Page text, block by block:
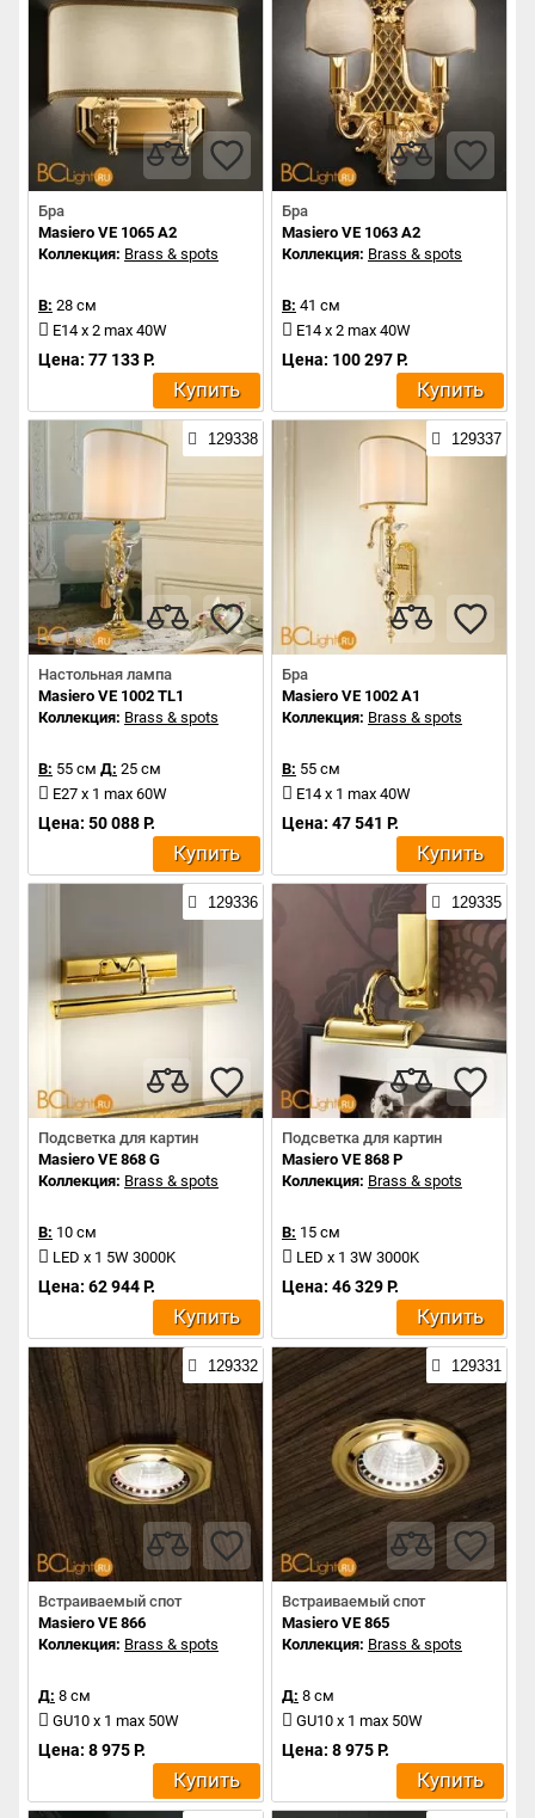
Бра
Masiero VE 1065 A2
Коллекция: Brass & spots
В: 28 см
E14 x 2 max 40W
Цена: 77 133 Р.
Купить
Бра
Masiero VE 1063 A2
Коллекция: Brass & spots
В: 41 см
E14 x 2 max 40W
Цена: 100 297 Р.
Купить
129338
Настольная лампа
Masiero VE 1002 TL1
Коллекция: Brass & spots
В: 55 см Д: 25 см
E27 x 1 max 60W
Цена: 50 088 Р.
Купить
129337
Бра
Masiero VE 1002 A1
Коллекция: Brass & spots
В: 55 см
E14 x 1 max 40W
Цена: 47 541 Р.
Купить
129336
Подсветка для картин
Masiero VE 868 G
Коллекция: Brass & spots
В: 10 см
LED x 1 5W 3000K
Цена: 62 944 Р.
Купить
129335
Подсветка для картин
Masiero VE 868 P
Коллекция: Brass & spots
В: 15 см
LED x 1 3W 3000K
Цена: 46 329 Р.
Купить
129332
Встраиваемый спот
Masiero VE 866
Коллекция: Brass & spots
Д: 8 см
GU10 x 1 max 50W
Цена: 8 975 Р.
Купить
129331
Встраиваемый спот
Masiero VE 865
Коллекция: Brass & spots
Д: 8 см
GU10 x 1 max 50W
Цена: 8 975 Р.
Купить